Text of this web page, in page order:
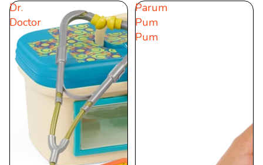
Dr.
Doctor
Parum
Pum
Pum